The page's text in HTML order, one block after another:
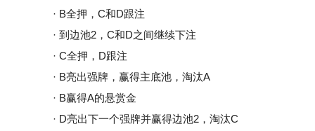
· B全押，C和D跟注
· 到边池2，C和D之间继续下注
· C全押，D跟注
· B亮出强牌，赢得主底池，淘汰A
· B赢得A的悬赏金
· D亮出下一个强牌并赢得边池2，淘汰C